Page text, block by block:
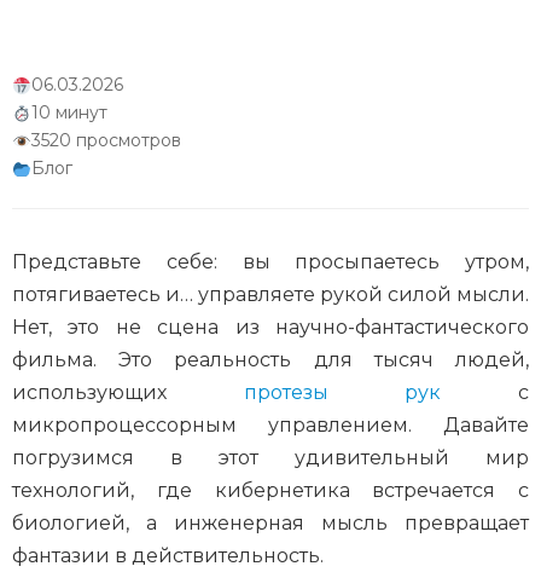
06.03.2026
10 минут
3520 просмотров
Блог
Представьте себе: вы просыпаетесь утром,
потягиваетесь и… управляете рукой силой мысли.
Нет, это не сцена из научно-фантастического
фильма. Это реальность для тысяч людей,
использующих протезы рук с
микропроцессорным управлением. Давайте
погрузимся в этот удивительный мир
технологий, где кибернетика встречается с
биологией, а инженерная мысль превращает
фантазии в действительность.